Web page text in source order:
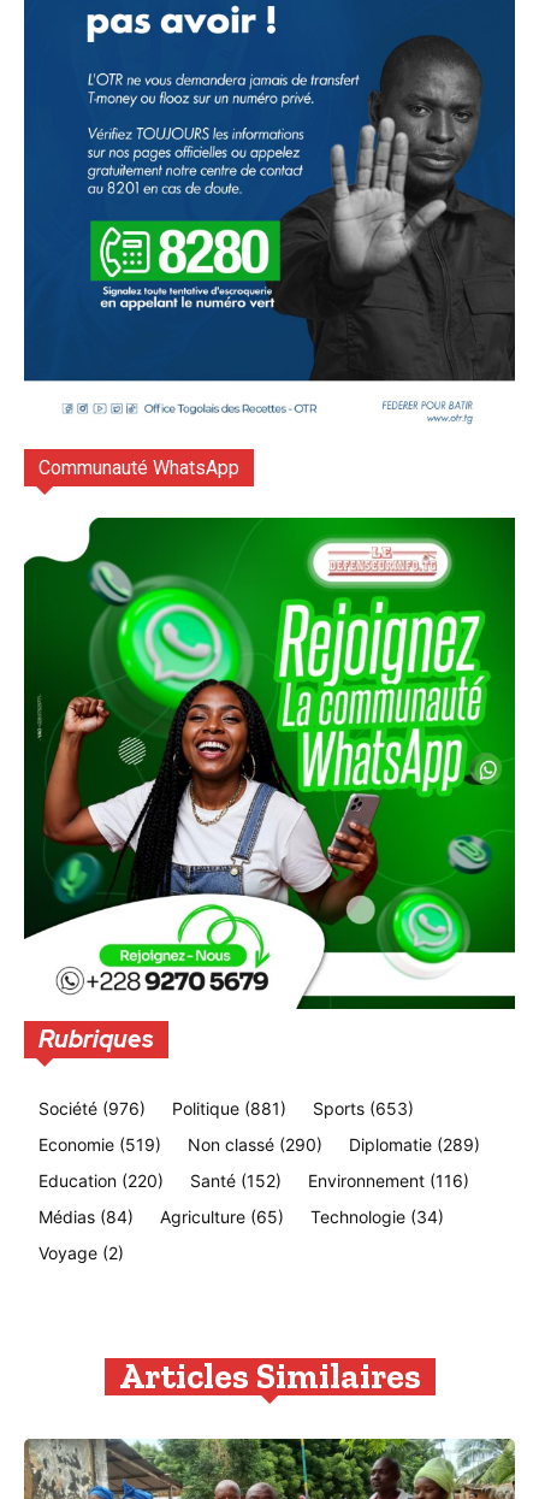
Communauté WhatsApp
Rubriques
Société (976) Politique (881) Sports (653)
Economie (519) Non classé (290) Diplomatie (289)
Education (220) Santé (152) Environnement (116)
Médias (84) Agriculture (65) Technologie (34)
Voyage (2)
Articles Similaires